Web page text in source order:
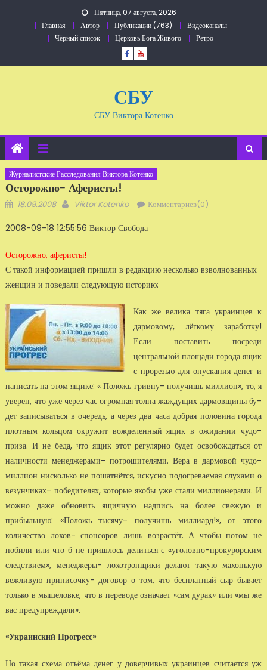
Пятница, 07 августа, 2026
Главная
Автор Публикации (763)
Видеоканалы
Чёрный список
Церковь Бога Живого Ретро
СБУ
СБУ Виктора Котенко
Журналистские Расследования Виктора Котенко
Осторожно- Аферисты!
Добавлено
18.09.2008 Автор
Viktor Kotenko Комментариев(0)
2008-09-18 12:55:56 Виктор Свобода
Осторожно, аферисты!
С такой информацией пришли в редак­цию несколько взволнованных
женщин и поведали следующую историю:
Как же велика тяга украинцев к
дармо­вому, лёгкому заработку!
Если поставить посреди
центральной площади города ящик
с прорезью для опускания денег и
написать на этом ящике: « Положь гривну- получишь миллион», то, я
уверен, что уже через час огромная толпа жаждущих дармовщины бу­
дет записываться в очередь, а через два часа добрая половина города
плотным кольцом окружит вожделенный ящик в ожидании чудо-
приза. И не беда, что ящик этот регулярно будет освобождаться от
наличности менеджерами- потрошителями. Вера в дармовой чудо-
миллион нис­колько не пошатнётся, искусно подогреваемая слухами о
везунчиках- по­бедителях, которые якобы уже стали миллионерами. И
можно даже об­новить ящичную надпись на более свежую и
прибыльную: «Положь ты­сячу- получишь миллиард!», от этого
количество лохов- спонсоров лишь возрастёт. А чтобы потом не
побили или что б не пришлось делиться с «уголовно-прокурорским
следствием», менеджеры- лохотронщики де­лают такую махонькую
вежливую приписочку- договор о том, что бесп­латный сыр бывает
только в мышеловке, что в переводе означает «сам дурак» или «мы же
вас предупреждали».
«Украинский Прогресс»
Но такая схема отъёма денег у доверчивых украинцев считается уж